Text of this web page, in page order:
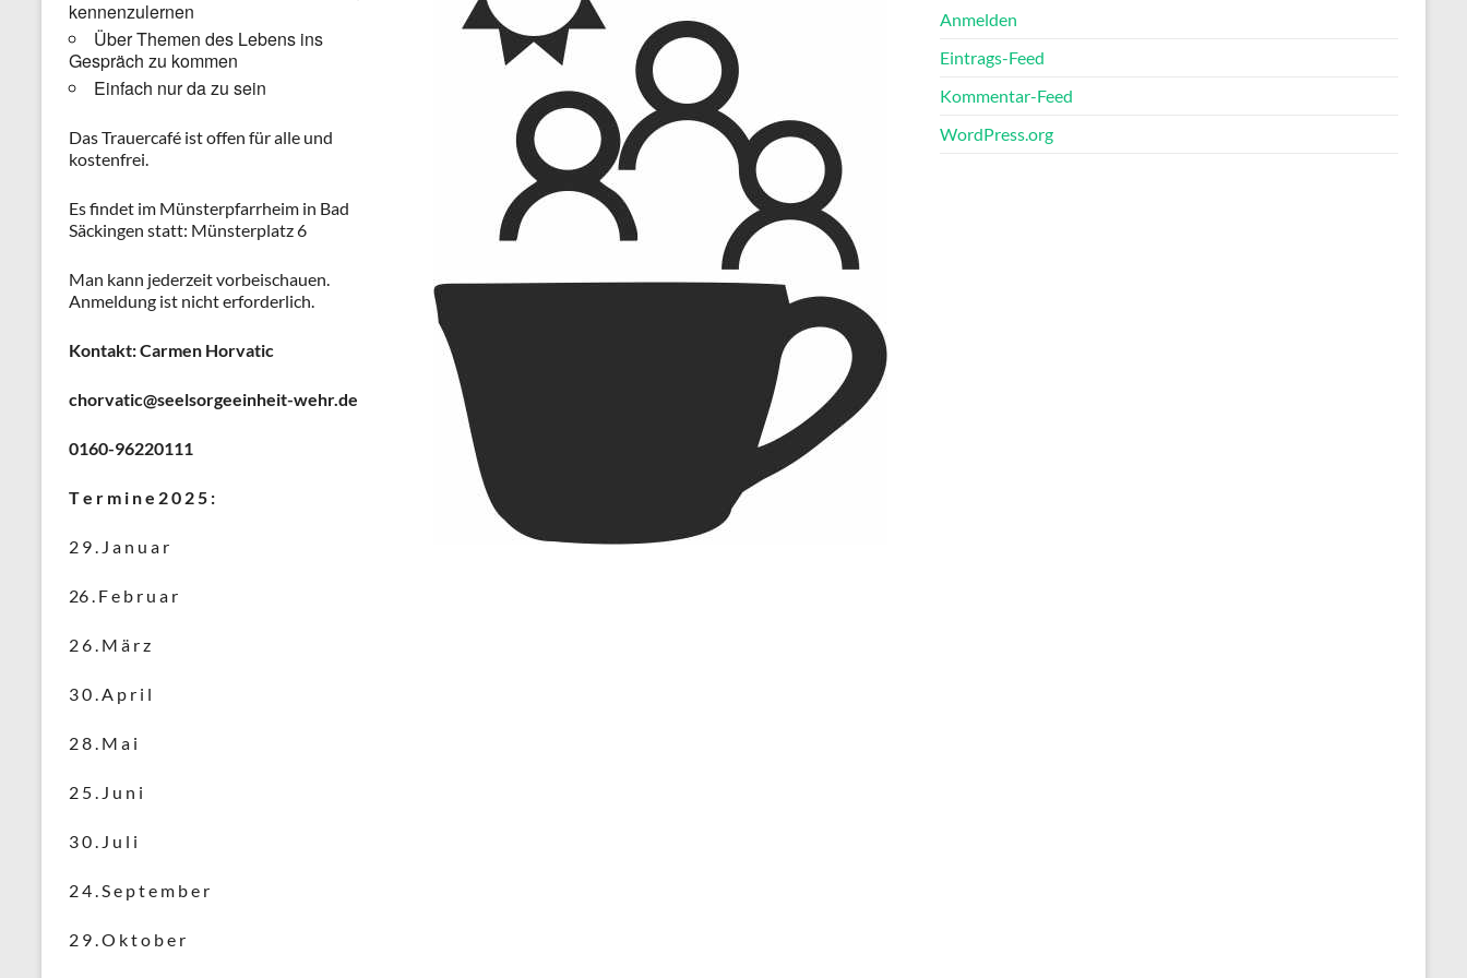
kennenzulernen
Über Themen des Lebens ins
Gespräch zu kommen
Einfach nur da zu sein
Das Trauercafé ist offen für alle und
kostenfrei.
Es findet im Münsterpfarrheim in Bad
Säckingen statt: Münsterplatz 6
Man kann jederzeit vorbeischauen.
Anmeldung ist nicht erforderlich.
Kontakt: Carmen Horvatic
chorvatic@seelsorgeeinheit-wehr.de
0160-96220111
T e r m i n e 2 0 2 5 :
2 9 . J a n u a r
26 . F e b r u a r
2 6 . M ä r z
3 0 . A p r i l
2 8 . M a i
2 5 . J u n i
3 0 . J u l i
2 4 . S e p t e m b e r
2 9 . O k t o b e r
Anmelden
Eintrags-Feed
Kommentar-Feed
WordPress.org